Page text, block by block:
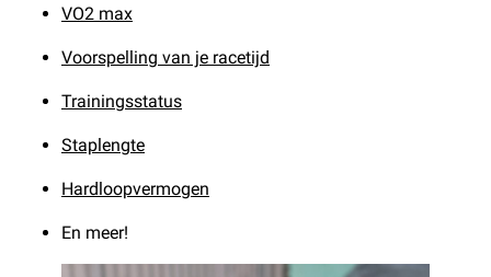
VO2 max
Voorspelling van je racetijd
Trainingsstatus
Staplengte
Hardloopvermogen
En meer!